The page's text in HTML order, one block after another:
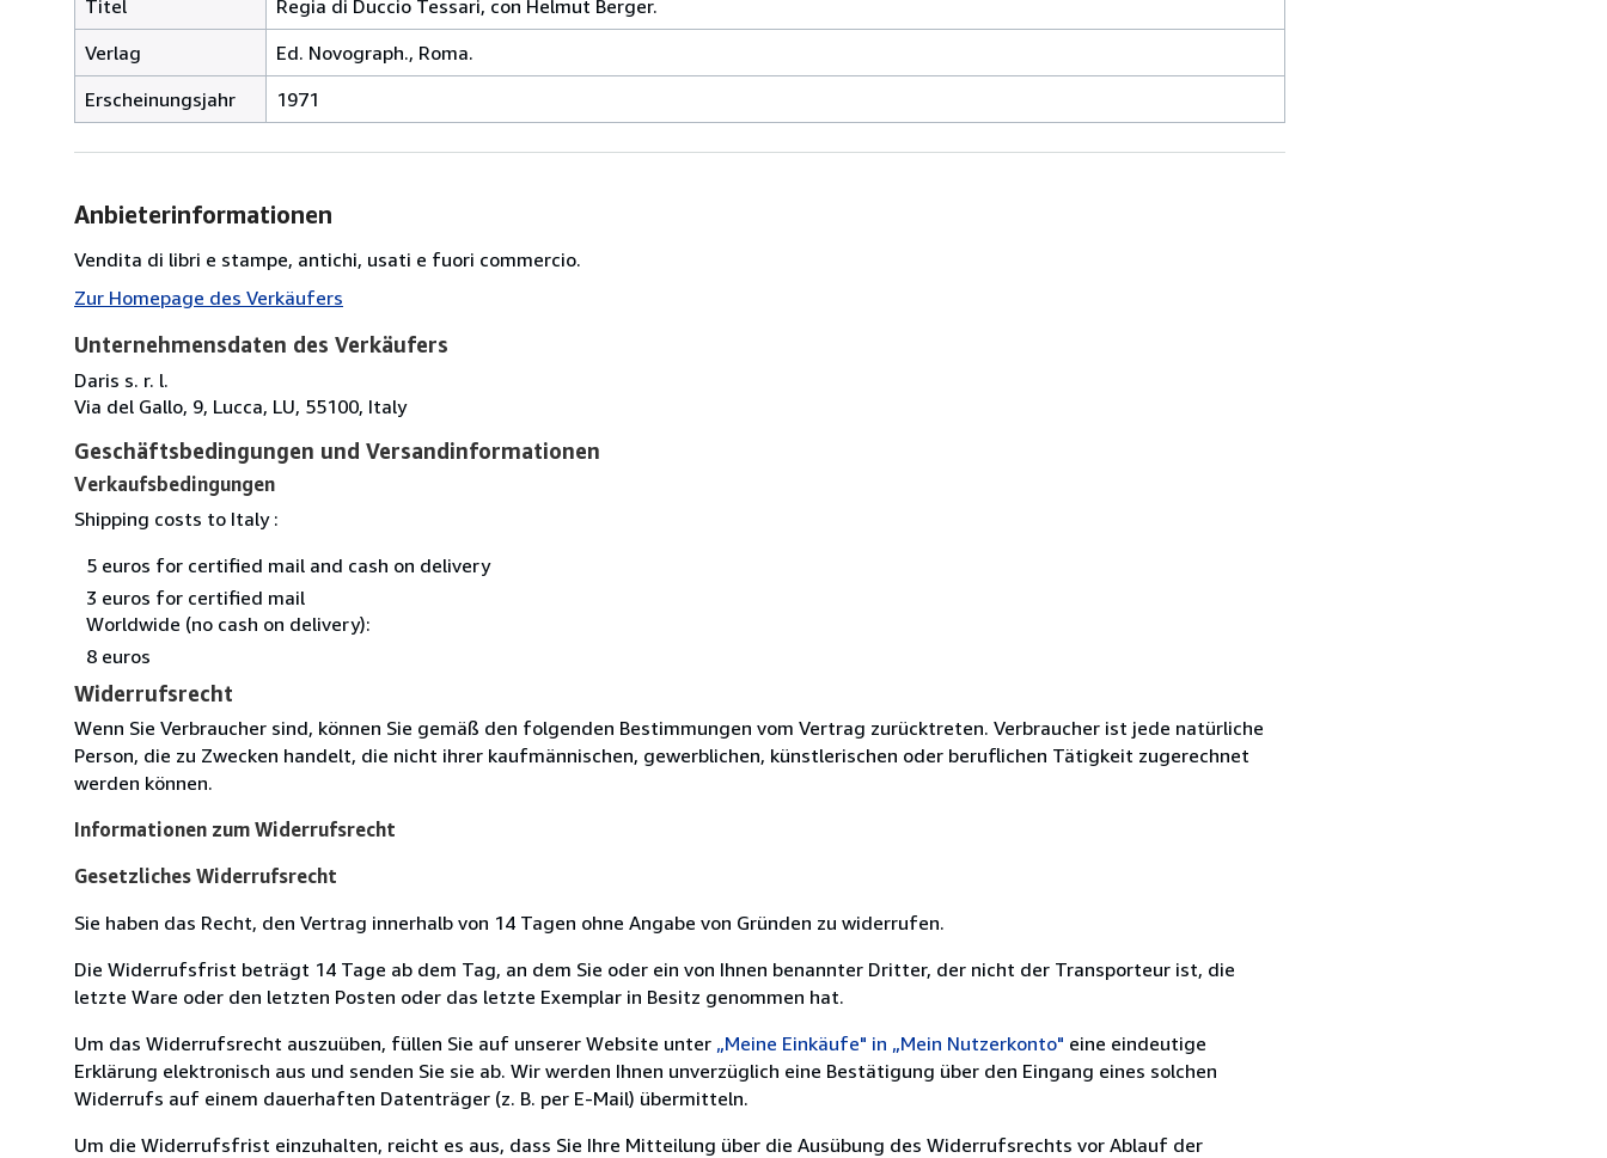
Titel
Regia di Duccio Tessari, con Helmut Berger.
Verlag
Ed. Novograph., Roma.
Erscheinungsjahr
1971
Anbieterinformationen
Vendita di libri e stampe, antichi, usati e fuori commercio.
Zur Homepage des Verkäufers
Unternehmensdaten des Verkäufers
Daris s. r. l.
Via del Gallo, 9, Lucca, LU, 55100, Italy
Geschäftsbedingungen und Versandinformationen
Verkaufsbedingungen
Shipping costs to Italy :
5 euros for certified mail and cash on delivery
3 euros for certified mail
Worldwide (no cash on delivery):
8 euros
Widerrufsrecht
Wenn Sie Verbraucher sind, können Sie gemäß den folgenden Bestimmungen vom Vertrag zurücktreten. Verbraucher ist jede natürliche
Person, die zu Zwecken handelt, die nicht ihrer kaufmännischen, gewerblichen, künstlerischen oder beruflichen Tätigkeit zugerechnet
werden können.
Informationen zum Widerrufsrecht
Gesetzliches Widerrufsrecht
Sie haben das Recht, den Vertrag innerhalb von 14 Tagen ohne Angabe von Gründen zu widerrufen.
Die Widerrufsfrist beträgt 14 Tage ab dem Tag, an dem Sie oder ein von Ihnen benannter Dritter, der nicht der Transporteur ist, die
letzte Ware oder den letzten Posten oder das letzte Exemplar in Besitz genommen hat.
Um das Widerrufsrecht auszuüben, füllen Sie auf unserer Website unter „Meine Einkäufe" in „Mein Nutzerkonto" eine eindeutige
Erklärung elektronisch aus und senden Sie sie ab. Wir werden Ihnen unverzüglich eine Bestätigung über den Eingang eines solchen
Widerrufs auf einem dauerhaften Datenträger (z. B. per E-Mail) übermitteln.
Um die Widerrufsfrist einzuhalten, reicht es aus, dass Sie Ihre Mitteilung über die Ausübung des Widerrufsrechts vor Ablauf der